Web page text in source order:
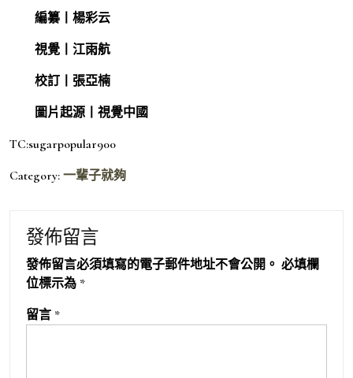
編纂丨楊彩云
視覺丨江雨航
校訂丨張亞楠
圖片起源丨視覺中國
TC:sugarpopular900
Category: 一輩子就夠
發佈留言
發佈留言必須填寫的電子郵件地址不會公開。 必填欄
位標示為 *
留言 *